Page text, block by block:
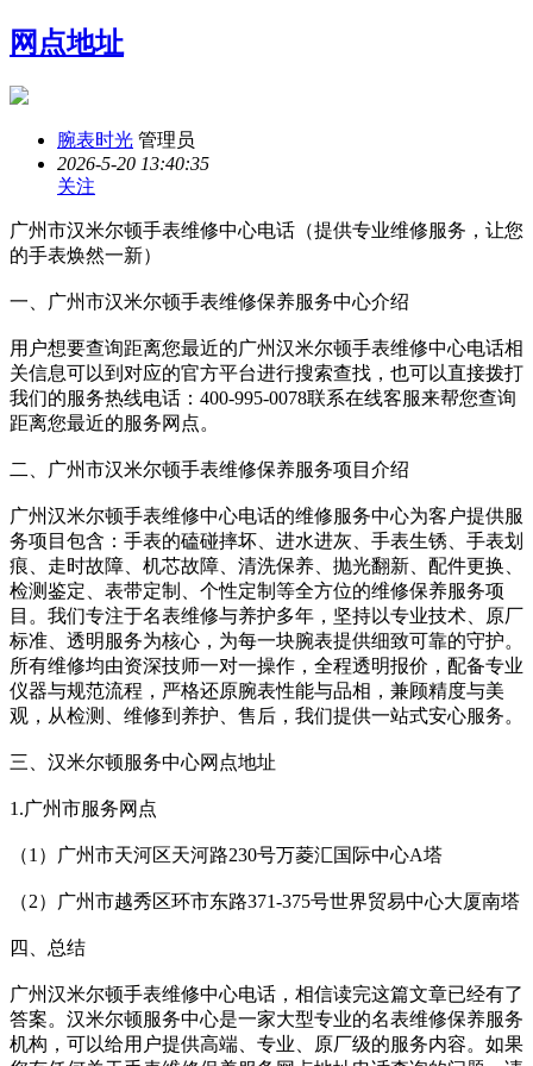
网点地址
腕表时光 管理员
2026-5-20 13:40:35
关注
广州市汉米尔顿手表维修中心电话（提供专业维修服务，让您
的手表焕然一新）
一、广州市汉米尔顿手表维修保养服务中心介绍
用户想要查询距离您最近的广州汉米尔顿手表维修中心电话相
关信息可以到对应的官方平台进行搜索查找，也可以直接拨打
我们的服务热线电话：400-995-0078联系在线客服来帮您查询
距离您最近的服务网点。
二、广州市汉米尔顿手表维修保养服务项目介绍
广州汉米尔顿手表维修中心电话的维修服务中心为客户提供服
务项目包含：手表的磕碰摔坏、进水进灰、手表生锈、手表划
痕、走时故障、机芯故障、清洗保养、抛光翻新、配件更换、
检测鉴定、表带定制、个性定制等全方位的维修保养服务项
目。我们专注于名表维修与养护多年，坚持以专业技术、原厂
标准、透明服务为核心，为每一块腕表提供细致可靠的守护。
所有维修均由资深技师一对一操作，全程透明报价，配备专业
仪器与规范流程，严格还原腕表性能与品相，兼顾精度与美
观，从检测、维修到养护、售后，我们提供一站式安心服务。
三、汉米尔顿服务中心网点地址
1.广州市服务网点
（1）广州市天河区天河路230号万菱汇国际中心A塔
（2）广州市越秀区环市东路371-375号世界贸易中心大厦南塔
四、总结
广州汉米尔顿手表维修中心电话，相信读完这篇文章已经有了
答案。汉米尔顿服务中心是一家大型专业的名表维修保养服务
机构，可以给用户提供高端、专业、原厂级的服务内容。如果